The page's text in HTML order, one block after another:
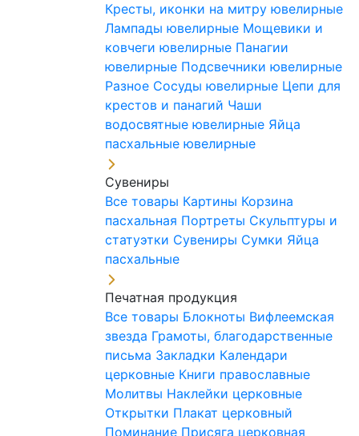
Кресты, иконки на митру ювелирные
Лампады ювелирные Мощевики и
ковчеги ювелирные Панагии
ювелирные Подсвечники ювелирные
Разное Сосуды ювелирные Цепи для
крестов и панагий Чаши
водосвятные ювелирные Яйца
пасхальные ювелирные
Сувениры
Все товары Картины Корзина
пасхальная Портреты Скульптуры и
статуэтки Сувениры Сумки Яйца
пасхальные
Печатная продукция
Все товары Блокноты Вифлеемская
звезда Грамоты, благодарственные
письма Закладки Календари
церковные Книги православные
Молитвы Наклейки церковные
Открытки Плакат церковный
Поминание Присяга церковная